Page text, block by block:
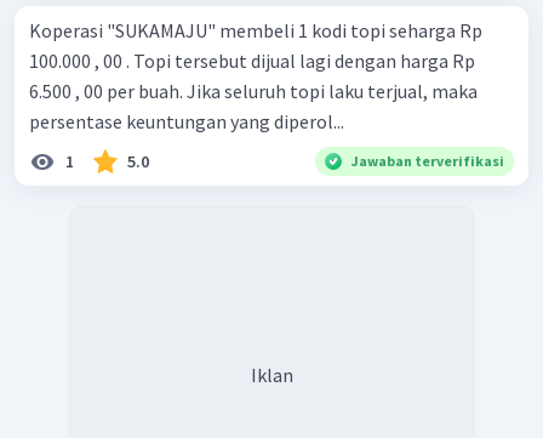
Koperasi "SUKAMAJU" membeli 1 kodi topi seharga Rp
100.000 , 00 . Topi tersebut dijual lagi dengan harga Rp
6.500 , 00 per buah. Jika seluruh topi laku terjual, maka
persentase keuntungan yang diperol...
1 5.0 Jawaban terverifikasi
Iklan